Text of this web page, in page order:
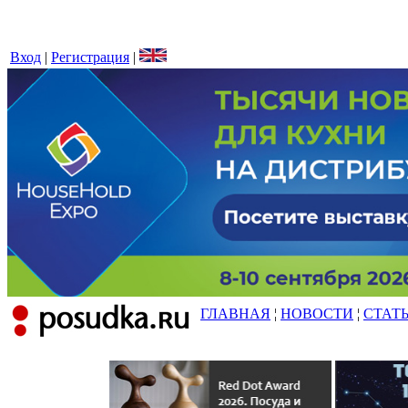
Вход | Регистрация |
ГЛАВНАЯ ¦ НОВОСТИ ¦